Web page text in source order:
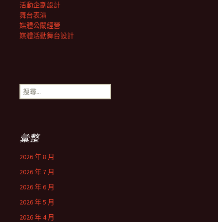
活動企劃設計
舞台表演
媒體公關經營
媒體活動舞台設計
搜
尋
彙整
2026 年 8 月
2026 年 7 月
2026 年 6 月
2026 年 5 月
2026 年 4 月